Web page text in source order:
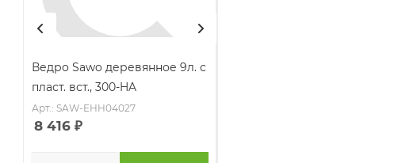
Ведро Sawo деревянное 9л. с
пласт. вст., 300-HA
Арт.: SAW-EHH04027
8 416 ₽